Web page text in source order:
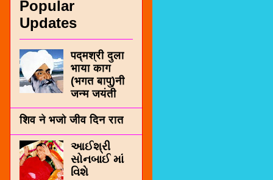
Popular
Updates
पद्मश्री दुला
भाया काग
(भगत बापु)नी
जन्म जयंती
शिव ने भजो जीव दिन रात
આઈશ્રી
સોનબાઈ માં
વિશે